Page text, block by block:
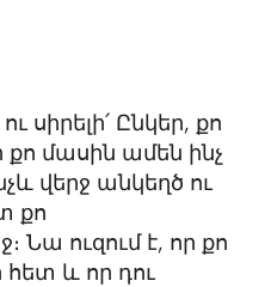
սիրելի՛ Ընկեր, քո
մասին ամեն ինչ
վերջ անկեղծ ու
քո
Նա ուզում է, որ քո
հետ և որ դու